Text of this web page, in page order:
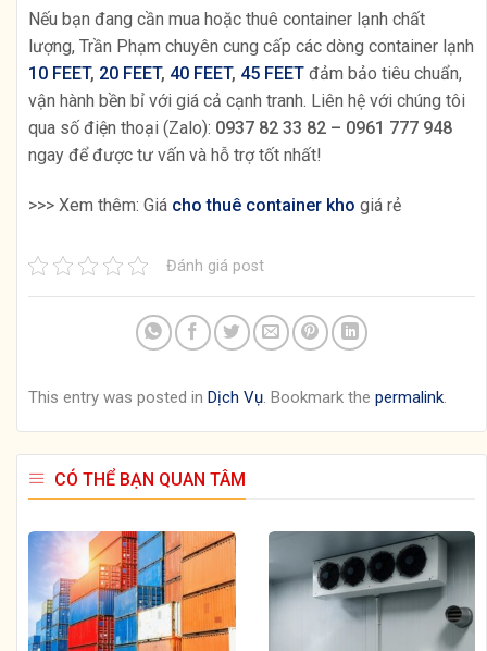
Nếu bạn đang cần mua hoặc thuê container lạnh chất
lượng, Trần Phạm chuyên cung cấp các dòng container lạnh
10 FEET, 20 FEET, 40 FEET, 45 FEET đảm bảo tiêu chuẩn,
vận hành bền bỉ với giá cả cạnh tranh. Liên hệ với chúng tôi
qua số điện thoại (Zalo): 0937 82 33 82 – 0961 777 948
ngay để được tư vấn và hỗ trợ tốt nhất!
>>> Xem thêm: Giá cho thuê container kho giá rẻ
Đánh giá post
This entry was posted in Dịch Vụ. Bookmark the permalink.
CÓ THỂ BẠN QUAN TÂM